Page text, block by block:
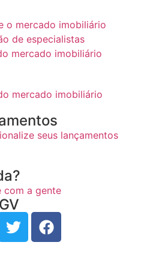
o mercado imobiliário
de especialistas
mercado imobiliário
mercado imobiliário
seus lançamentos
com a gente